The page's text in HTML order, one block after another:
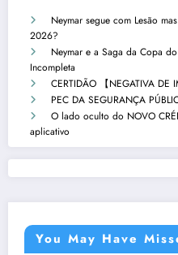
Neymar segue com Lesão
2026?
Neymar e a Saga da Copa
Incompleta
CERTIDÃO 【NEGATIVA DE
PEC DA SEGURANÇA
O lado oculto do NOVO
aplicativo
You May Have